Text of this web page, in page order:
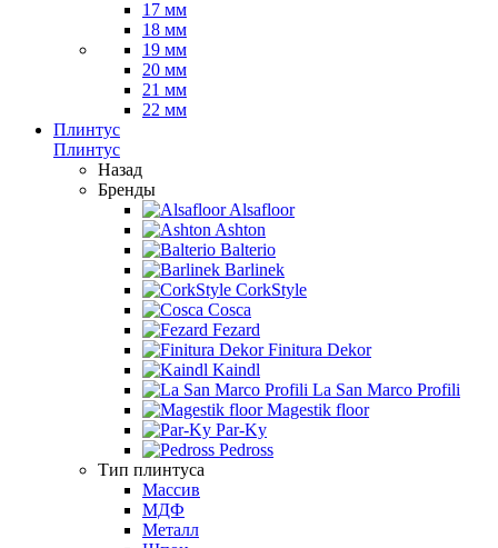
17 мм
18 мм
19 мм
20 мм
21 мм
22 мм
Плинтус
Плинтус
Назад
Бренды
Alsafloor
Ashton
Balterio
Barlinek
CorkStyle
Cosca
Fezard
Finitura Dekor
Kaindl
La San Marco Profili
Magestik floor
Par-Ky
Pedross
Тип плинтуса
Массив
МДФ
Металл